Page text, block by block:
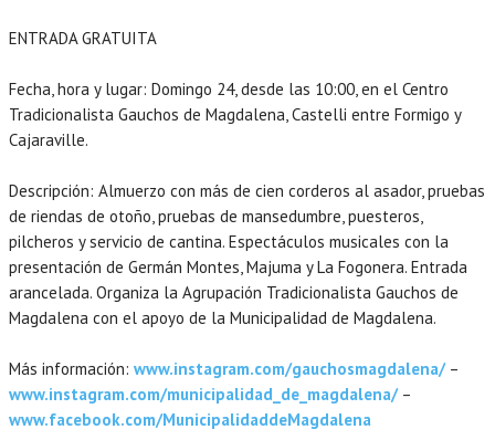
ENTRADA GRATUITA
Fecha, hora y lugar: Domingo 24, desde las 10:00, en el Centro
Tradicionalista Gauchos de Magdalena, Castelli entre Formigo y
Cajaraville.
Descripción: Almuerzo con más de cien corderos al asador, pruebas
de riendas de otoño, pruebas de mansedumbre, puesteros,
pilcheros y servicio de cantina. Espectáculos musicales con la
presentación de Germán Montes, Majuma y La Fogonera. Entrada
arancelada. Organiza la Agrupación Tradicionalista Gauchos de
Magdalena con el apoyo de la Municipalidad de Magdalena.
Más información: www.instagram.com/gauchosmagdalena/–
www.instagram.com/municipalidad_de_magdalena/–
www.facebook.com/MunicipalidaddeMagdalena